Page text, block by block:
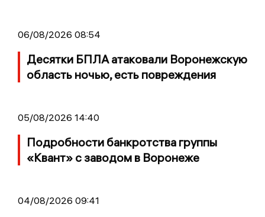
06/08/2026 08:54
Десятки БПЛА атаковали Воронежскую
область ночью, есть повреждения
05/08/2026 14:40
Подробности банкротства группы
«Квант» с заводом в Воронеже
04/08/2026 09:41